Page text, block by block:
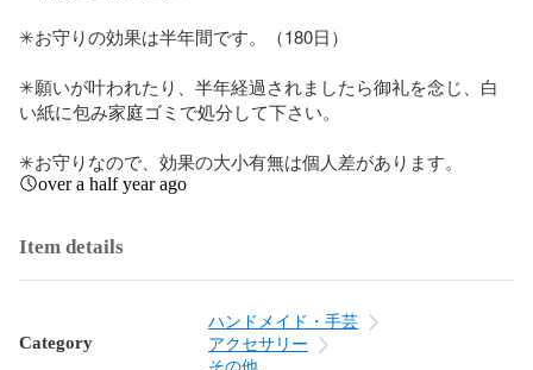
✳︎お守りの効果は半年間です。（180日）
✳︎願いが叶われたり、半年経過されましたら御礼を念じ、白
い紙に包み家庭ゴミで処分して下さい。
✳︎お守りなので、効果の大小有無は個人差があります。
over a half year ago
Item details
Category
ハンドメイド・手芸
アクセサリー